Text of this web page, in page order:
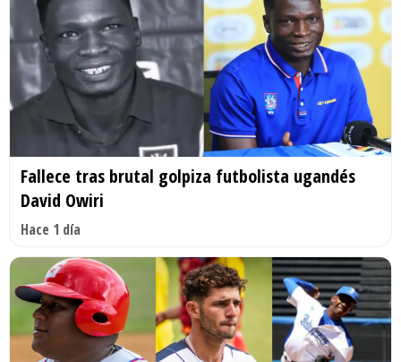
Fallece tras brutal golpiza futbolista ugandés
David Owiri
Hace 1 día